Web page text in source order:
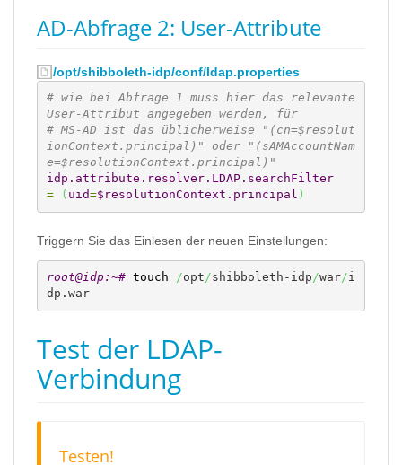
AD-Abfrage 2: User-Attribute
/opt/shibboleth-idp/conf/ldap.properties
# wie bei Abfrage 1 muss hier das relevante
User-Attribut angegeben werden, für
# MS-AD ist das üblicherweise "(cn=$resolut
ionContext.principal)" oder "(sAMAccountNam
e=$resolutionContext.principal)"
idp.attribute.resolver.LDAP.searchFilter
=
( uid=$resolutionContext.principal )
Triggern Sie das Einlesen der neuen Einstellungen:
root@idp:~# touch /opt/shibboleth-idp/war/i
dp.war
Test der LDAP-
Verbindung
Testen!